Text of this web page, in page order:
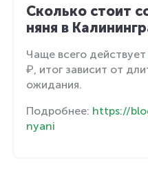
Сколько стоит
няня в
Чаще всего
₽, итог зависит от
ожидания.
Подробнее: https://
nyani